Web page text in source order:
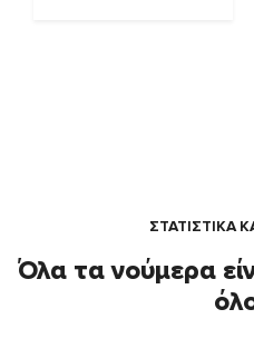
ΣΤΑΤΙΣΤΙΚΑ
Όλα τα νούμερα